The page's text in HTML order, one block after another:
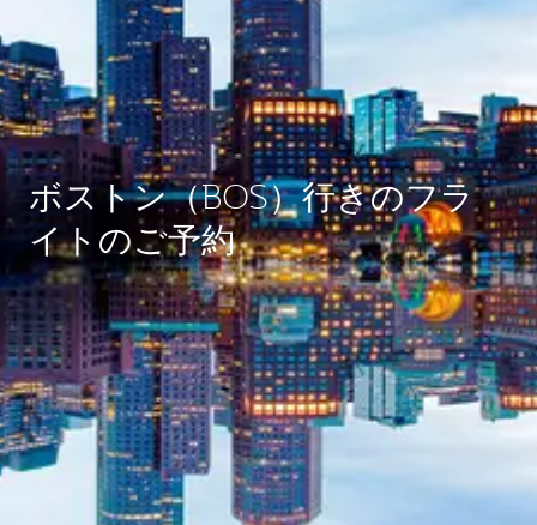
ボストン（BOS）行きのフラ
イトのご予約